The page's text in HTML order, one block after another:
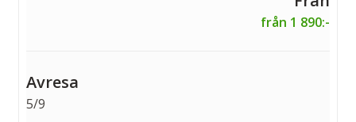
från 1 890:-
5/9